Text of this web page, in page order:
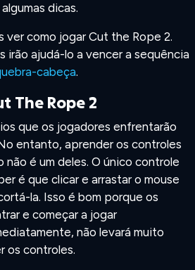
dicas.
ver como jogar Cut the Rope 2.
irão ajudá-lo a vencer a sequência
cabeça.
The Rope 2
que os jogadores enfrentarão
entanto, aprender os controles
não é um deles. O único controle
é que clicar e arrastar o mouse
la. Isso é bom porque os
e começar a jogar
não levará muito
os controles.